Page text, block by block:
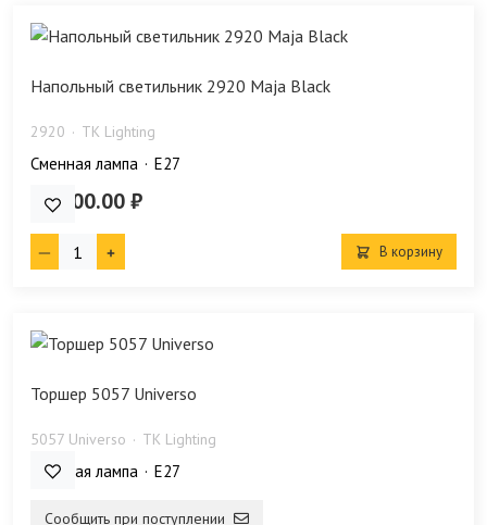
Напольный светильник 2920 Maja Black
2920 TK Lighting
Сменная лампа E27
29 700.00 ₽
В корзину
Торшер 5057 Universo
5057 Universo TK Lighting
Сменная лампа E27
Сообщить при поступлении